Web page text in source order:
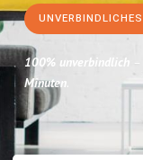
100% unverbindlich
Minuten.